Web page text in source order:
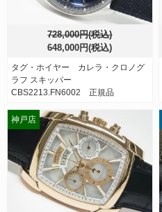
728,000円(税込)
648,000円(税込)
タグ・ホイヤー カレラ・クロノグ
ラフ スキッパー
CBS2213.FN6002 正規品
神戸店